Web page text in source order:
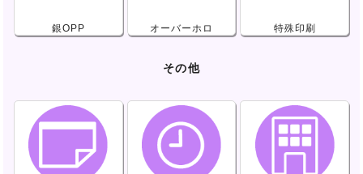
銀OPP オーバーホロ 特殊印刷
その他